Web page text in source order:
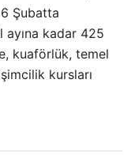
Şubatta
ayına kadar 425
kuaförlük, temel
kursları